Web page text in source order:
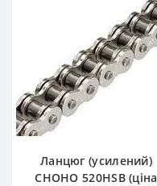
Ланцюг (усилений)
СHOHO 520HSB (ціна